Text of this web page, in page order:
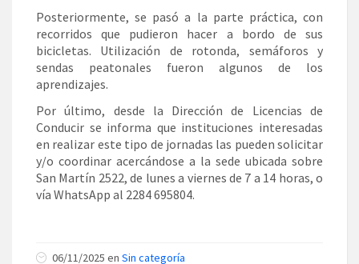
Posteriormente, se pasó a la parte práctica, con
recorridos que pudieron hacer a bordo de sus
bicicletas. Utilización de rotonda, semáforos y
sendas peatonales fueron algunos de los
aprendizajes.
Por último, desde la Dirección de Licencias de
Conducir se informa que instituciones interesadas
en realizar este tipo de jornadas las pueden solicitar
y/o coordinar acercándose a la sede ubicada sobre
San Martín 2522, de lunes a viernes de 7 a 14 horas, o
vía WhatsApp al 2284 695804.
06/11/2025 en Sin categoría